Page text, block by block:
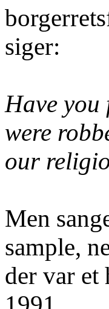
siger:
Have you
were
our
Men
sample,
der var et